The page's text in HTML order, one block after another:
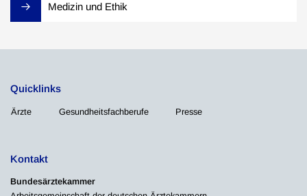
Medizin und Ethik
Quicklinks
Ärzte Gesundheitsfachberufe Presse
Kontakt
Bundesärztekammer